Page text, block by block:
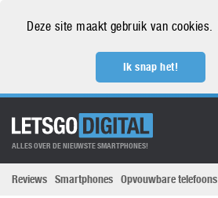
Deze site maakt gebruik van cookies.
Ik snap het!
ALLES OVER DE NIEUWSTE SMARTPHONES!
Reviews Smartphones Opvouwbare telefoons